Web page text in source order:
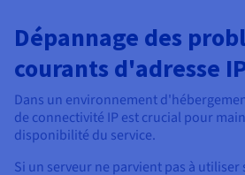
Dépannage des
courants d'adresse
Dans un environnement
de connectivité IP est crucial pour
disponibilité du service.
Si un serveur ne parvient pas à utiliser